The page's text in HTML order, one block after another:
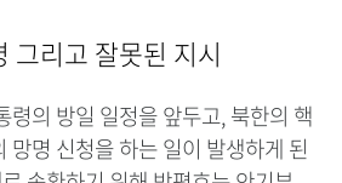
그리고 잘못된 지시
령의 방일 일정을 앞두고, 북한의 핵
망명 신청을 하는 일이 발생하게 된